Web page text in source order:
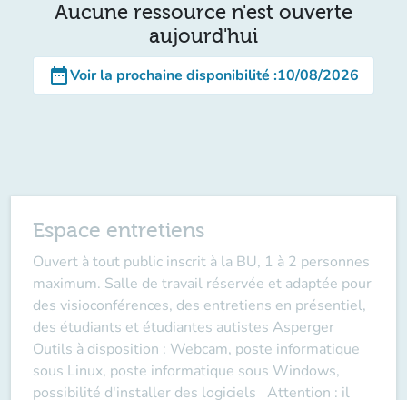
Aucune ressource n'est ouverte
aujourd'hui
date_rangeVoir la prochaine disponibilité :10/08/2026
Espace entretiens
Ouvert à tout public inscrit à la BU, 1 à 2 personnes
maximum. Salle de travail réservée et adaptée pour
des visioconférences, des entretiens en présentiel,
des étudiants et étudiantes autistes Asperger
Outils à disposition : Webcam, poste informatique
sous Linux, poste informatique sous Windows,
possibilité d'installer des logiciels Attention : il